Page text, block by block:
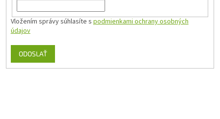
Vložením správy súhlasíte s podmienkami ochrany osobných
údajov
ODOSLAŤ